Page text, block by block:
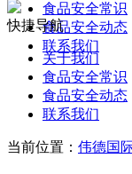
食品安全常识
食品安全动态
联系我们
快捷导航
关于我们
食品安全常识
食品安全动态
联系我们
当前位置： 伟德国